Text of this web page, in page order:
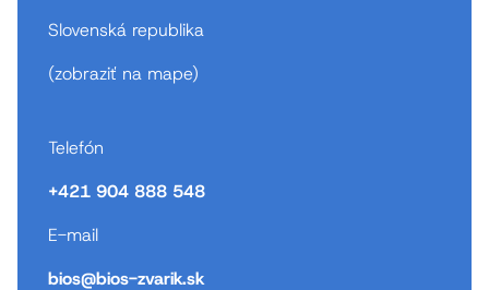
Slovenská republika
(zobraziť na mape)
Telefón
+421 904 888 548
E-mail
bios@bios-zvarik.sk